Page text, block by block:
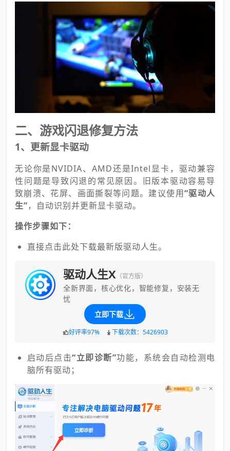
二、游戏闪退修复方法
1、更新显卡驱动
无论你是NVIDIA、AMD还是Intel显卡，驱动兼容
性问题是导致闪退的常见原因。旧版本驱动容易导
致崩溃、花屏、画面撕裂等问题。建议使用“驱动人
生”，自动识别并更新显卡驱动。
操作步骤如下：
直接点击此处下载最新版驱动人生。
驱动人生X （官方版）
全新界面，核心优化，智能修复，安装无
忧
立即下载
好评率97% 下载次数：5426903
启动后点击“立即诊断”功能，系统会自动检测电
脑所有驱动；